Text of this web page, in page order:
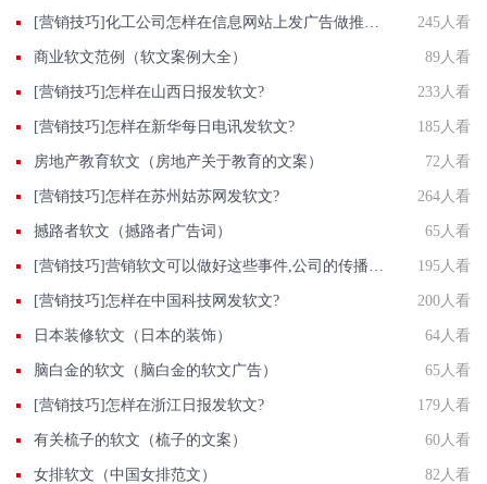
[营销技巧]化工公司怎样在信息网站上发广告做推广提高产品知名度呢 245人看
商业软文范例（软文案例大全） 89人看
[营销技巧]怎样在山西日报发软文? 233人看
[营销技巧]怎样在新华每日电讯发软文? 185人看
房地产教育软文（房地产关于教育的文案） 72人看
[营销技巧]怎样在苏州姑苏网发软文? 264人看
撼路者软文（撼路者广告词） 65人看
[营销技巧]营销软文可以做好这些事件,公司的传播效果也能得到保证 195人看
[营销技巧]怎样在中国科技网发软文? 200人看
日本装修软文（日本的装饰） 64人看
脑白金的软文（脑白金的软文广告） 65人看
[营销技巧]怎样在浙江日报发软文? 179人看
有关梳子的软文（梳子的文案） 60人看
女排软文（中国女排范文） 82人看